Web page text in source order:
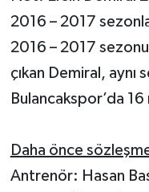
2016 – 2017
2016 – 2017
çıkan Demiral,
Bulancakspor’da 16
Daha önce
Antrenör: Hasan